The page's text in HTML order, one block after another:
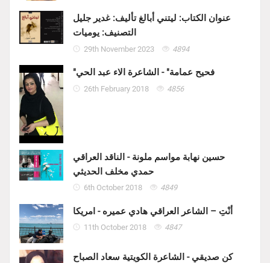
عنوان الكتاب: ليتني أبالغ تأليف: غدير جليل
التصنيف: يوميات
29th November 2023 4894
"فحيح عمامة" - الشاعرة الاء عبد الحي
26th February 2018 4856
حسين نهابة مواسم ملونة - الناقد العراقي
حمدي مخلف الحديثي
6th October 2018 4849
أنْتِ – الشاعر العراقي هادي عميره - امريكا
11th October 2018 4847
كن صديقي - الشاعرة الكويتية سعاد الصباح